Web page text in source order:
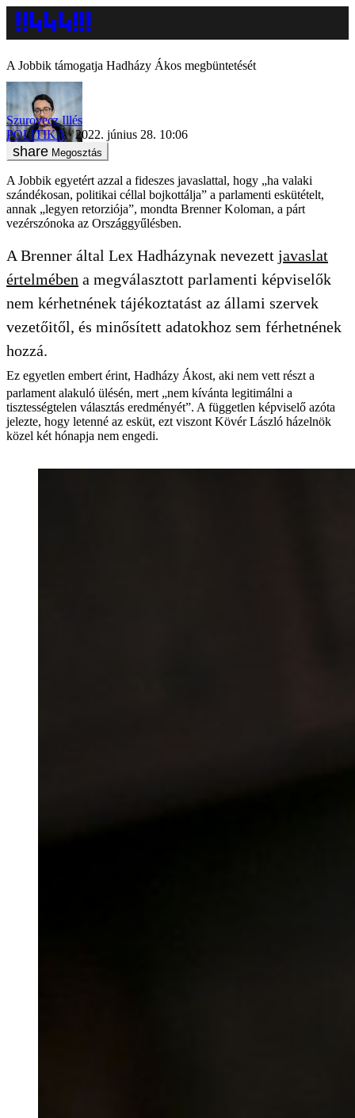
A Jobbik támogatja Hadházy Ákos megbüntetését
Szurovecz Illés
POLITIKA
2022. június 28. 10:06
Megosztás
A Jobbik egyetért azzal a fideszes javaslattal, hogy „ha valaki
szándékosan, politikai céllal bojkottálja” a parlamenti eskütételt,
annak „legyen retorziója”, mondta Brenner Koloman, a párt
vezérszónoka az Országgyűlésben.
A Brenner által Lex Hadházynak nevezett javaslat
értelmében a megválasztott parlamenti képviselők
nem kérhetnének tájékoztatást az állami szervek
vezetőitől, és minősített adatokhoz sem férhetnének
hozzá.
Ez egyetlen embert érint, Hadházy Ákost, aki nem vett részt a
parlament alakuló ülésén, mert „nem kívánta legitimálni a
tisztességtelen választás eredményét”. A független képviselő azóta
jelezte, hogy letenné az esküt, ezt viszont Kövér László házelnök
közel két hónapja nem engedi.